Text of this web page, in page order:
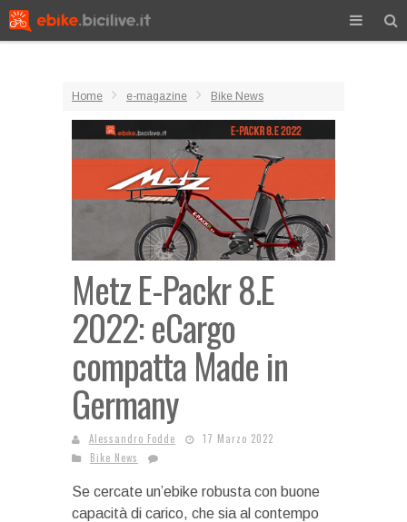
Home e-magazine Bike News
Metz E-Packr 8.E
2022: eCargo
compatta Made in
Germany
Alessandro Fodde
17 Marzo 2022
Bike News
Se cercate un’ebike robusta con buone
capacità di carico, che sia al contempo